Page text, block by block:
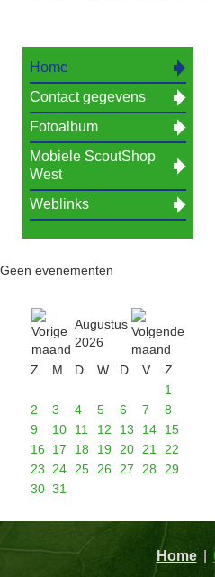
Home
Contact gegevens
Fotoalbum
Mobiele ScoutShop
West
Weblinks
Geen evenementen
Augustus
2026
Z
M D W D V
Z
1
2
3 4 5 6 7
8
9
10 11 12 13 14
15
16
17 18 19 20 21
22
23
24 25 26 27 28
29
30 31
Home